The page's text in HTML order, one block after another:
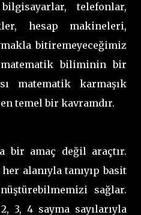
telefonlar,
hesap makineleri,
bitiremeyeceğimiz
biliminin bir
matematik karmaşık
temel bir kavramdır.
bir amaç değil araçtır.
alanıyla tanıyıp basit
sağlar.
3, 4 sayma sayılarıyla